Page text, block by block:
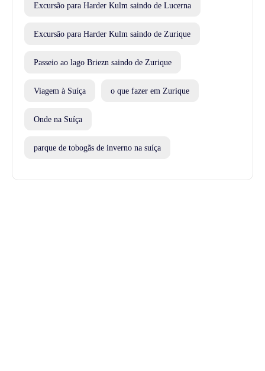
Excursão para Harder Kulm saindo de Lucerna
Excursão para Harder Kulm saindo de Zurique
Passeio ao lago Briezn saindo de Zurique
Viagem à Suíça o que fazer em Zurique
Onde na Suíça
parque de tobogãs de inverno na suíça